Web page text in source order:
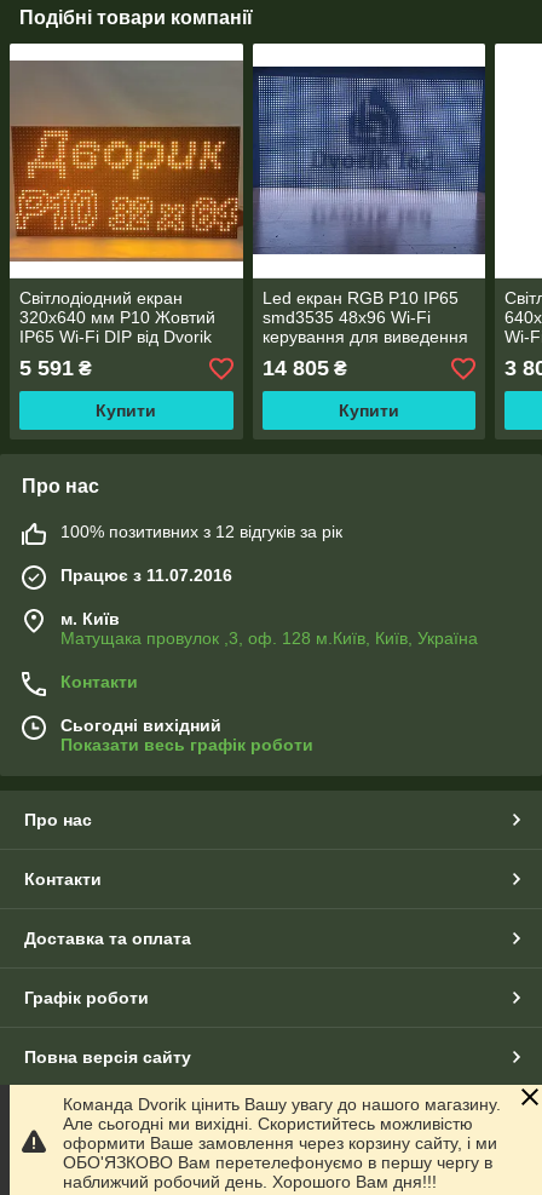
Подібні товари компанії
Світлодіодний екран
320x640 мм Р10 Жовтий
IP65 Wi-Fi DIP від Dvorik
5 591 ₴
Купити
Led екран RGB Р10 IP65
smd3535 48х96 Wi-Fi
керування для виведення
14 805₴
Купити
Wi-
3
Про нас
100% позитивних з 12 відгуків за рік
Працює з 11.07.2016
м. Київ
Матущака провулок ,3, оф. 128 м.Київ, Київ, Україна
Контакти
Сьогодні вихідний
Показати весь графік роботи
Про нас
Контакти
Доставка та оплата
Графік роботи
Повна версія сайту
Сайт створено на маркетплейсіProm.ua
Політика конфіденційності
Команда Dvorik цінить Вашу увагу до нашого магазину.
Але сьогодні ми вихідні. Скористийтесь можливістю
оформити Ваше замовлення через корзину сайту, і ми
ОБО'ЯЗКОВО Вам перетелефонуємо в першу чергу в
наближчий робочий день. Хорошого Вам дня!!!